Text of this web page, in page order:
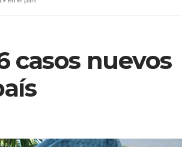
casos nuevos